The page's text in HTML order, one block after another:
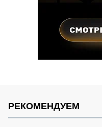
РЕКОМЕНДУЕМ